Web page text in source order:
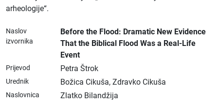
arheologije“.
Naslov
izvornika
Before the Flood: Dramatic New Evidence
That the Biblical Flood Was a Real-Life
Event
Prijevod Petra Štrok
Urednik Božica Cikuša, Zdravko Cikuša
Naslovnica Zlatko Bilandžija